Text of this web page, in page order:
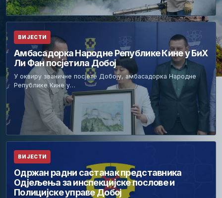
ВИЈЕСТИ
Амбасадорка Народне Републике Кине у БиХ
Ли Фан посјетила Добој
У оквиру званичне посјете Добоју, амбасадорка Народне
Републике Кине у…
ВИЈЕСТИ
Одржан радни састанак представника
Одјељења за инспекцијске послове и
Полицијске управе Добој